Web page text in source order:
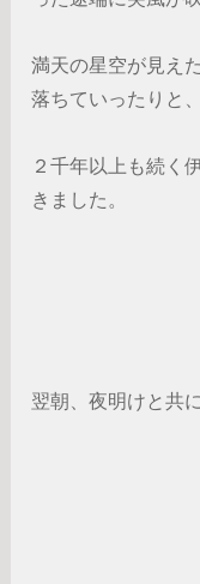
満天の星空が見え
落ちていったりと、
２千年以上も続く
きました。
翌朝、夜明けと共